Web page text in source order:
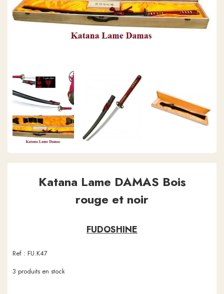
Katana Lame DAMAS Bois
rouge et noir
FUDOSHINE
Ref : FU.K47
3 produits en stock